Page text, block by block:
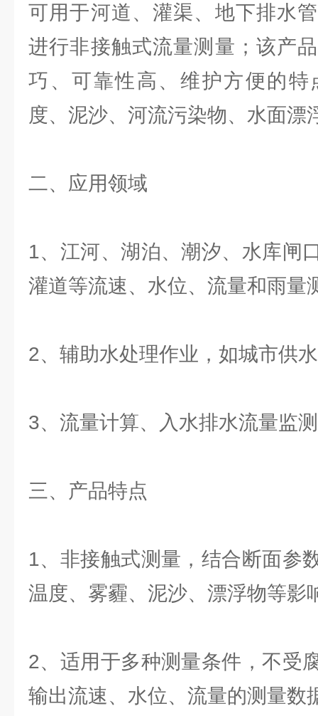
可用于河道、灌渠、地下排水
进行非接触式流量测量；该产
巧、可靠性高、维护方便的特
度、泥沙、河流污染物、水面漂
二、应用领域
1、江河、湖泊、潮汐、水库闸
灌道等流速、水位、流量和雨量
2、辅助水处理作业，如城市供
3、流量计算、入水排水流量监
三、产品特点
1、非接触式测量，结合断面参
温度、雾霾、泥沙、漂浮物等影
2、适用于多种测量条件，不受
输出流速、水位、流量的测量数